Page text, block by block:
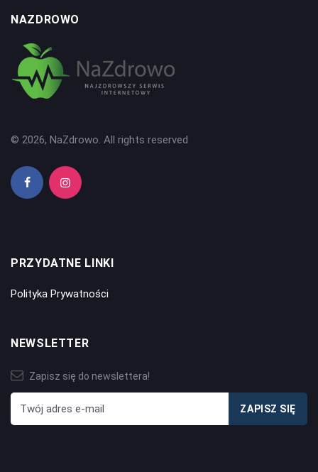
NAZDROWO
© 2026, NaZdrowo. All rights reserved
PRZYDATNE LINKI
Polityka Prywatności
NEWSLETTER
Zapisz się do newslettera!